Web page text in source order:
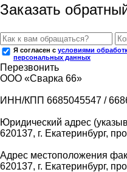
Заказать
Я согласен с условиями
персональных данных
Перезвонить
ООО «Сварка 66»
ИНН/КПП 6685045547 /
Юридический адрес
620137, г. Екатеринбург,
Адрес местоположения
620137, г. Екатеринбург,